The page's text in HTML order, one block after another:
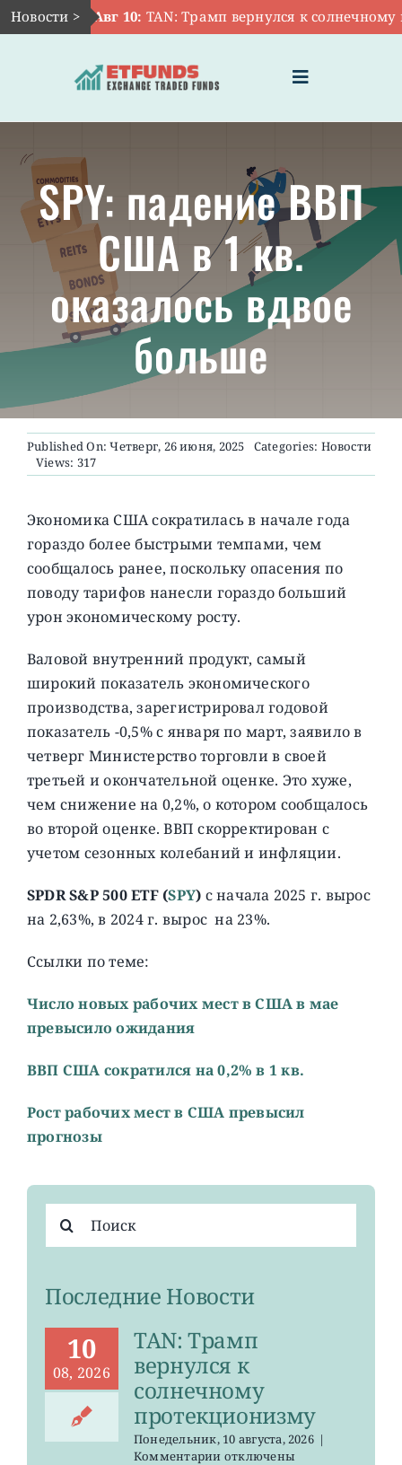
Skip
to
Новости >Авг 10:TAN: Трамп вернулся к солнечному
Toggle
Navigation
ГЛАВНАЯ
ЧТО ТАКОЕ ETF
ИНВЕСТИЦИИ В ETF
ТЕМАТИЧЕСКИЕ ETF
АКТУАЛЬНЫЕ
О ПРОЕКТЕ
SPY: падение ВВП
США в 1 кв.
оказалось вдвое
больше
Published On: Четверг, 26 июня, 2025 Categories: Новости
Views: 317
Экономика США сократилась в начале года
гораздо более быстрыми темпами, чем
сообщалось ранее, поскольку опасения по
поводу тарифов нанесли гораздо больший
урон экономическому росту.
Валовой внутренний продукт, самый
широкий показатель экономического
производства, зарегистрировал годовой
показатель -0,5% с января по март, заявило в
четверг Министерство торговли в своей
третьей и окончательной оценке. Это хуже,
чем снижение на 0,2%, о котором сообщалось
во второй оценке. ВВП скорректирован с
учетом сезонных колебаний и инфляции.
SPDR S&P 500 ETF (SPY) с начала 2025 г. вырос
на 2,63%, в 2024 г. вырос на 23%.
Ссылки по теме:
Число новых рабочих мест в США в мае
превысило ожидания
ВВП США сократился на 0,2% в 1 кв.
Рост рабочих мест в США превысил
прогнозы
поиска:
Последние Новости
10
08, 2026
TAN: Трамп
вернулся к
солнечному
протекционизму
Понедельник, 10 августа, 2026 |
Комментариикотключены